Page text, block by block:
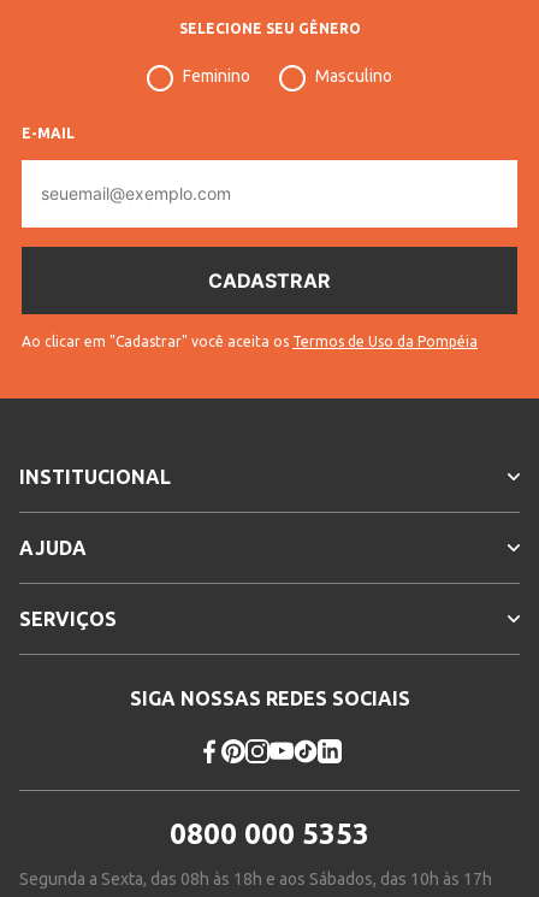
SELECIONE SEU GÊNERO
Feminino Masculino
E-MAIL
mail
Ao clicar em "Cadastrar" você aceita os Termos de Uso da Pompéia
INSTITUCIONAL
AJUDA
SERVIÇOS
SIGA NOSSAS REDES SOCIAIS
0800 000 5353
Segunda a Sexta, das 08h às 18h e aos Sábados, das 10h às 17h